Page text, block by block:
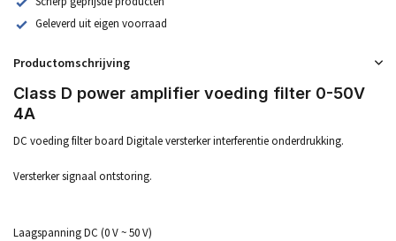
Geleverd uit eigen voorraad
Productomschrijving
Class D power amplifier voeding filter 0-50V
4A
DC voeding filter board Digitale versterker interferentie onderdrukking.
Versterker signaal ontstoring.
Laagspanning DC (0 V ~ 50 V)